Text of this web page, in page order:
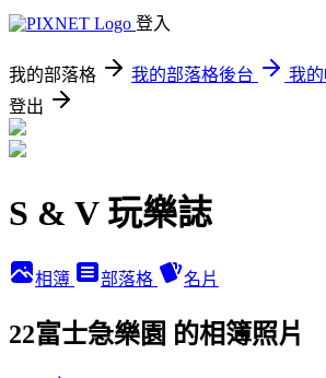
登入
我的部落格 我的部落格後台
我
登出
S & V 玩樂誌
相簿 部落格 名片
22富士急樂園 的相簿照片